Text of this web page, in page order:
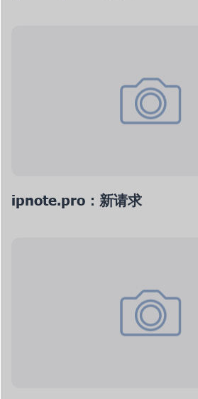
ipnote.pro：新请求